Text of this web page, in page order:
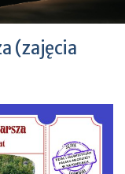
(zajęcia